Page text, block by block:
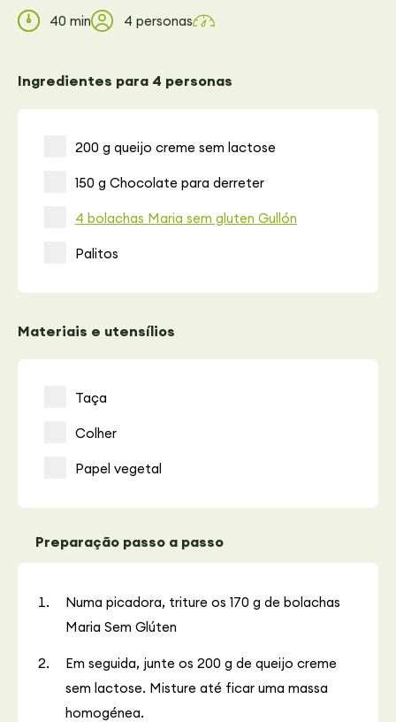
40 min 4 personas
Ingredientes para 4 personas
200 g queijo creme sem lactose
150 g Chocolate para derreter
4 bolachas Maria sem gluten Gullón
Palitos
Materiais e utensílios
Taça
Colher
Papel vegetal
Preparação passo a passo
Numa picadora, triture os 170 g de bolachas
Maria Sem Glúten
Em seguida, junte os 200 g de queijo creme
sem lactose. Misture até ficar uma massa
homogénea.